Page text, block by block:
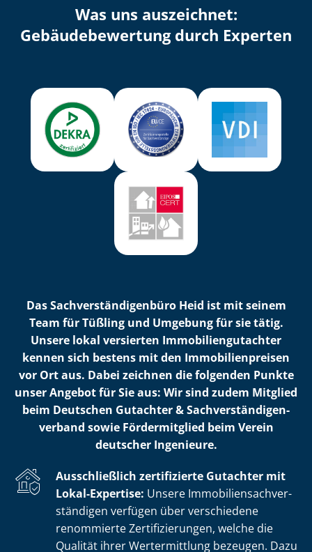
Was uns auszeichnet:
Ge­bäu­de­be­wer­tung durch Experten
Das Sach­ver­stän­di­gen­bü­ro Heid ist mit seinem
Team für Tüßling und Umgebung für sie tätig.
Unsere lokal versierten Im­mo­bi­li­en­gut­ach­ter
kennen sich bestens mit den Im­mo­bi­li­en­prei­sen
vor Ort aus. Dabei zeichnen die folgenden Punkte
unser Angebot für Sie aus: Wir sind zudem Mitglied
beim Deutschen Gutachter & Sach­ver­stän­di­gen­
ver­band sowie Fördermitglied beim Verein
deutscher Ingenieure.
Ausschließlich zertifizierte Gutachter mit
Lokal-Expertise: Unsere Im­mo­bi­li­en­sach­ver­
stän­di­gen verfügen über verschiedene
renommierte Zer­ti­fi­zie­run­gen, welche die
Qualität ihrer Wertermittlung bezeugen. Dazu